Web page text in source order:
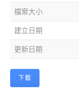
檔案大小
建立日期
更新日期
下載